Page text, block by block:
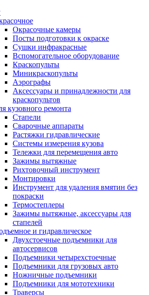
Окрасочные камеры
Посты подготовки к окраске
Сушки инфракрасные
Вспомогательное оборудование
Краскопульты
Миникраскопульты
Аэрографы
Аксессуары и принадлежности для
краскопультов
кузовного ремонта
Стапели
Сварочные аппараты
Растяжки гидравлические
Системы измерения кузова
Тележки для перемещения авто
Зажимы вытяжные
Рихтовочный инструмент
Монтировки
Инструмент для удаления вмятин без
покраски
Термостеплеры
Зажимы вытяжные, аксессуары для
стапелей
и гидравлическое
Двухстоечные подъемники для
автосервисов
Подъемники четырехстоечные
Подъемники для грузовых авто
Ножничные подъемники
Подъемники для мототехники
Траверсы